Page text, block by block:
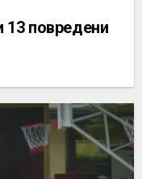
13 повредени